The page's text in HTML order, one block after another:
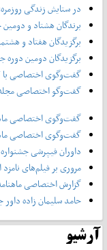
در ستایش زندگی
برندگان هشتاد و دومین
برگزیدگان هفتاد و
برگزیدگان دومین دوره
گفت‌وگوی اختصاصی با
گفت‌وگو اختصاصی مجله
گفت‌وگوی اختصاصی
گفت‌وگوی اختصاصی
داوران فیپرشی
مروری بر فیلم‌های نامزد
گزارش اختصاصی
حامد سلیمان زاده داور
آرشیو